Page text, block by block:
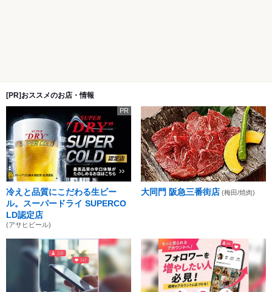
[PR]おススメのお店・情報
PR
冷えと品質にこだわる生ビー
ル。スーパードライ SUPERCO
LD認定店
(アサヒビール)
大同門 阪急三番街店 (梅田/焼肉)